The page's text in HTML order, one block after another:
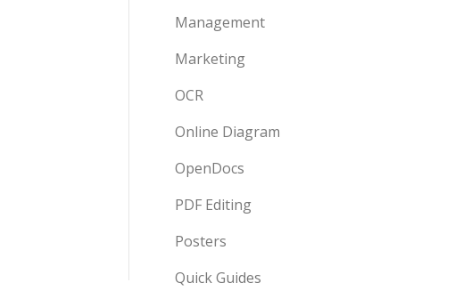
Management
Marketing
OCR
Online Diagram
OpenDocs
PDF Editing
Posters
Quick Guides